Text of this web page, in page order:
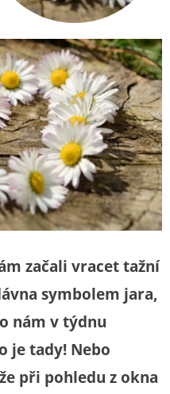
začali vracet tažní
symbolem jara,
nám v týdnu
je tady! Nebo
při pohledu z okna